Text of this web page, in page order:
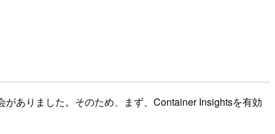
ありました。そのため、まず、Container Insightsを有効